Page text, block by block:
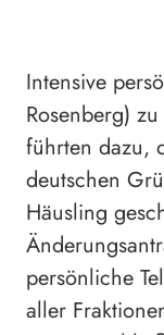
Intensive
Rosenberg)
führten dazu,
deutschen
Häusling
persönliche
aller